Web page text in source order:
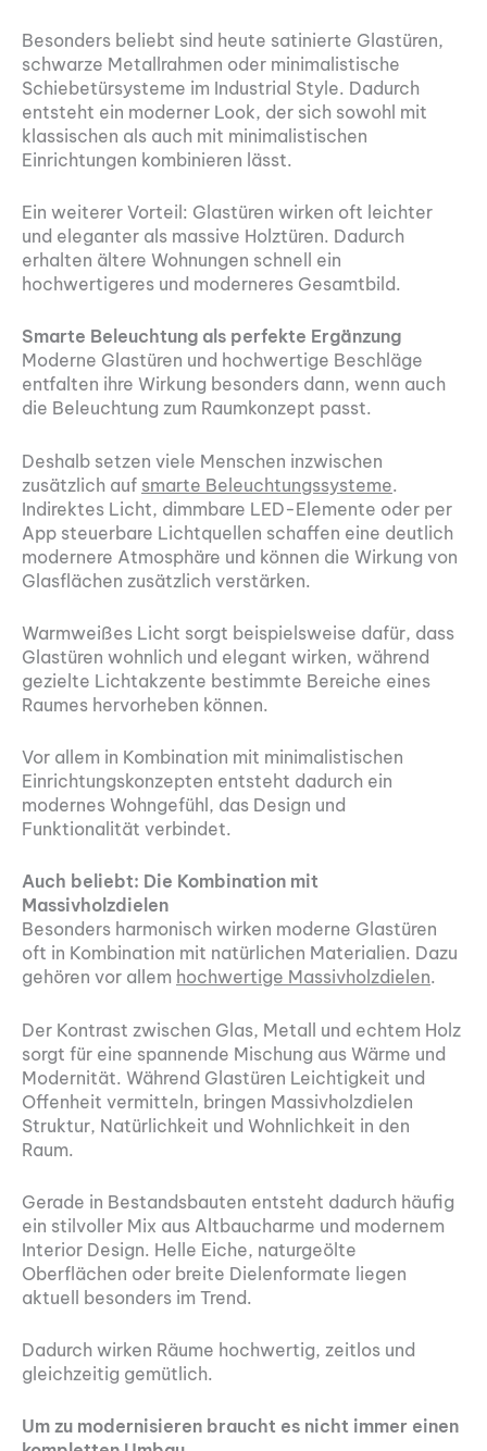
Besonders beliebt sind heute satinierte Glastüren,
schwarze Metallrahmen oder minimalistische
Schiebetürsysteme im Industrial Style. Dadurch
entsteht ein moderner Look, der sich sowohl mit
klassischen als auch mit minimalistischen
Einrichtungen kombinieren lässt.
Ein weiterer Vorteil: Glastüren wirken oft leichter
und eleganter als massive Holztüren. Dadurch
erhalten ältere Wohnungen schnell ein
hochwertigeres und moderneres Gesamtbild.
Smarte Beleuchtung als perfekte Ergänzung
Moderne Glastüren und hochwertige Beschläge
entfalten ihre Wirkung besonders dann, wenn auch
die Beleuchtung zum Raumkonzept passt.
Deshalb setzen viele Menschen inzwischen
zusätzlich auf smarte Beleuchtungssysteme.
Indirektes Licht, dimmbare LED-Elemente oder per
App steuerbare Lichtquellen schaffen eine deutlich
modernere Atmosphäre und können die Wirkung von
Glasflächen zusätzlich verstärken.
Warmweißes Licht sorgt beispielsweise dafür, dass
Glastüren wohnlich und elegant wirken, während
gezielte Lichtakzente bestimmte Bereiche eines
Raumes hervorheben können.
Vor allem in Kombination mit minimalistischen
Einrichtungskonzepten entsteht dadurch ein
modernes Wohngefühl, das Design und
Funktionalität verbindet.
Auch beliebt: Die Kombination mit
Massivholzdielen
Besonders harmonisch wirken moderne Glastüren
oft in Kombination mit natürlichen Materialien. Dazu
gehören vor allem hochwertige Massivholzdielen.
Der Kontrast zwischen Glas, Metall und echtem Holz
sorgt für eine spannende Mischung aus Wärme und
Modernität. Während Glastüren Leichtigkeit und
Offenheit vermitteln, bringen Massivholzdielen
Struktur, Natürlichkeit und Wohnlichkeit in den
Raum.
Gerade in Bestandsbauten entsteht dadurch häufig
ein stilvoller Mix aus Altbaucharme und modernem
Interior Design. Helle Eiche, naturgeölte
Oberflächen oder breite Dielenformate liegen
aktuell besonders im Trend.
Dadurch wirken Räume hochwertig, zeitlos und
gleichzeitig gemütlich.
Um zu modernisieren braucht es nicht immer einen